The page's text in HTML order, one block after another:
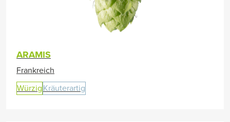
ARAMIS
Frankreich
Würzig Kräuterartig